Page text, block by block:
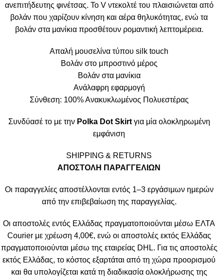
ανεπιτήδευτης φινέτσας. Το V ντεκολτέ του πλαισιώνεται από
βολάν που χαρίζουν κίνηση και αέρα θηλυκότητας, ενώ τα
βολάν στα μανίκια προσθέτουν ρομαντική λεπτομέρεια.
Απαλή μουσελίνα τύπου silk touch
Βολάν στο μπροστινό μέρος
Βολάν στα μανίκια
Ανάλαφρη εφαρμογή
Σύνθεση: 100% Ανακυκλωμένος Πολυεστέρας
Συνδύασέ το με την Polka Dot Skirtγια μία ολοκληρωμένη
εμφάνιση
SHIPPING & RETURNS
ΑΠΟΣΤΟΛΗ ΠΑΡΑΓΓΕΛΙΩΝ
Οι παραγγελίες αποστέλλονται εντός 1–3 εργάσιμων ημερών
από την επιβεβαίωση της παραγγελίας.
Οι αποστολές εντός Ελλάδας πραγματοποιούνται μέσω ΕΛΤΑ
Courier με χρέωση 4,00€, ενώ οι αποστολές εκτός Ελλάδας
πραγματοποιούνται μέσω της εταιρείας DHL. Για τις αποστολές
εκτός Ελλάδας, το κόστος εξαρτάται από τη χώρα προορισμού
και θα υπολογίζεται κατά τη διαδικασία ολοκλήρωσης της